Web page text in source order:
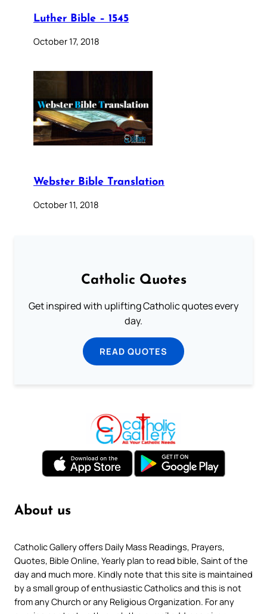
Luther Bible – 1545
October 17, 2018
Webster Bible Translation
October 11, 2018
Catholic Quotes
Get inspired with uplifting Catholic quotes every
day.
READ QUOTES
About us
Catholic Gallery offers Daily Mass Readings, Prayers,
Quotes, Bible Online, Yearly plan to read bible, Saint of the
day and much more. Kindly note that this site is maintained
by a small group of enthusiastic Catholics and this is not
from any Church or any Religious Organization. For any